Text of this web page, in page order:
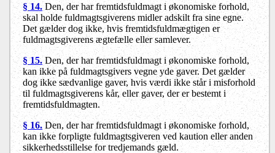
§ 14.Den, der har fremtidsfuldmagt i økonomiske forhold,
skal holde fuldmagtsgiverens midler adskilt fra sine egne.
Det gælder dog ikke, hvis fremtidsfuldmægtigen er
fuldmagtsgiverens ægtefælle eller samlever.
§ 15.Den, der har fremtidsfuldmagt i økonomiske forhold,
kan ikke på fuldmagtsgivers vegne yde gaver. Det gælder
dog ikke sædvanlige gaver, hvis værdi ikke står i misforhold
til fuldmagtsgiverens kår, eller gaver, der er bestemt i
fremtidsfuldmagten.
§ 16. Den, der har fremtidsfuldmagt i økonomiske forhold,
kan ikke forpligte fuldmagtsgiveren ved kaution eller anden
sikkerhedsstillelse for tredjemands gæld.